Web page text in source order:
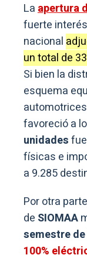
Laapertura
fuerte
nacional
un total de
Si bien la
esquema
favoreció a
unidades
físicas e
a 9.285
Por otra
de SIOMAA
semestre
100%